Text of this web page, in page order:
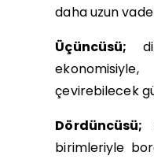
daha uzun
Üçüncüsü;
çevirebilecek
Dördüncüsü;
birimleriyle